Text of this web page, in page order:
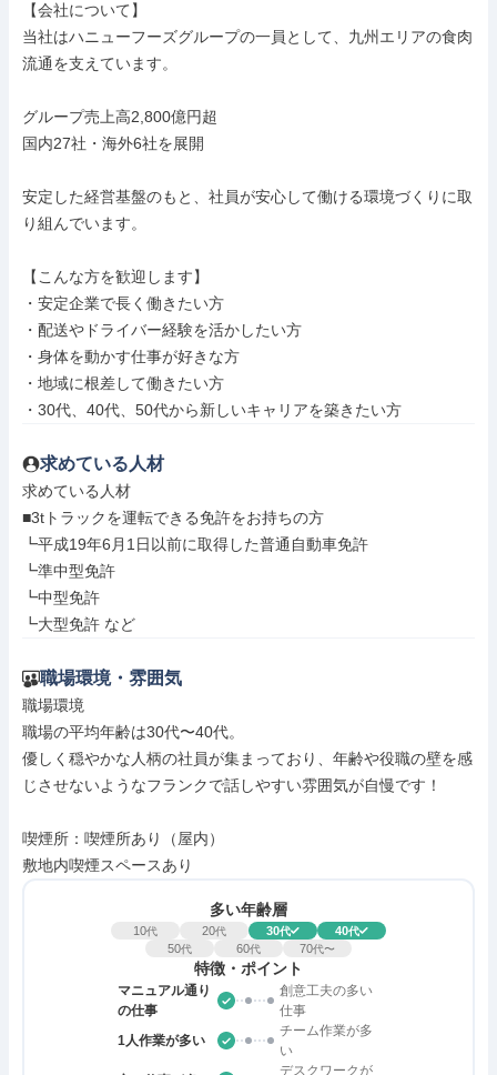
【会社について】
当社はハニューフーズグループの一員として、九州エリアの食肉
流通を支えています。
グループ売上高2,800億円超
国内27社・海外6社を展開
安定した経営基盤のもと、社員が安心して働ける環境づくりに取
り組んでいます。
【こんな方を歓迎します】
・安定企業で長く働きたい方
・配送やドライバー経験を活かしたい方
・身体を動かす仕事が好きな方
・地域に根差して働きたい方
・30代、40代、50代から新しいキャリアを築きたい方
求めている人材
求めている人材
■3tトラックを運転できる免許をお持ちの方
┗平成19年6月1日以前に取得した普通自動車免許
┗準中型免許
┗中型免許
┗大型免許 など
職場環境・雰囲気
職場環境
職場の平均年齢は30代〜40代。
優しく穏やかな人柄の社員が集まっており、年齢や役職の壁を感
じさせないようなフランクで話しやすい雰囲気が自慢です！
喫煙所：喫煙所あり（屋内）
敷地内喫煙スペースあり
多い年齢層
10代 20代 30代 40代
50代 60代 70代〜
特徴・ポイント
マニュアル通り
の仕事
創意工夫の多い
仕事
1人作業が多い
チーム作業が多
い
デスクワークが